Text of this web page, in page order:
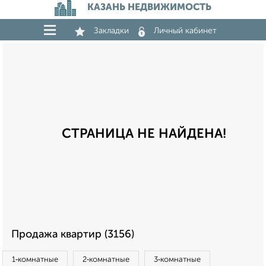
КАЗАНЬ НЕДВИЖИМОСТЬ
Закладки Личный кабинет
СТРАНИЦА НЕ НАЙДЕНА!
Продажа квартир (3156)
1‑комнатные 2‑комнатные 3‑комнатные